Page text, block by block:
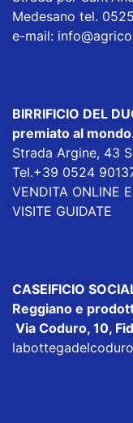
Medesano tel.
e-mail:
BIRRIFICIO DEL
premiato al
Strada Argine, 43
Tel.+39 0524
VENDITA ONLINE
VISITE GUIDATE
CASEIFICIO
Reggiano e
Via Coduro, 10,